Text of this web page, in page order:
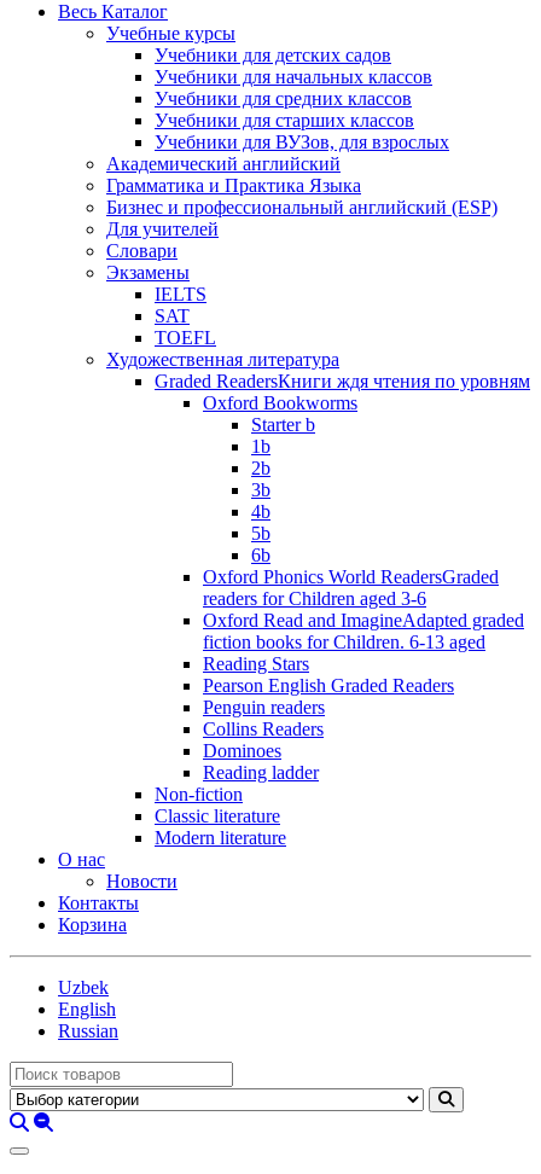
Весь Каталог
Учебные курсы
Учебники для детских садов
Учебники для начальных классов
Учебники для средних классов
Учебники для старших классов
Учебники для ВУЗов, для взрослых
Академический английский
Грамматика и Практика Языка
Бизнес и профессиональный английский (ESP)
Для учителей
Словари
Экзамены
IELTS
SAT
TOEFL
Художественная литература
Graded ReadersКниги ждя чтения по уровням
Oxford Bookworms
Starter b
1b
2b
3b
4b
5b
6b
Oxford Phonics World ReadersGraded
readers for Children aged 3-6
Oxford Read and ImagineAdapted graded
fiction books for Children. 6-13 aged
Reading Stars
Pearson English Graded Readers
Penguin readers
Collins Readers
Dominoes
Reading ladder
Non-fiction
Classic literature
Modern literature
О нас
Новости
Контакты
Корзина
Uzbek
English
Russian